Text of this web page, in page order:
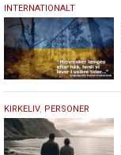
13.
maj
2026
INTERNATIONALT
5.
maj
2026
KIRKELIV, PERSONER